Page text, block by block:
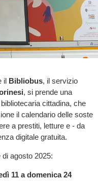
il Bibliobus, il servizio
, si prende una
cittadina, che
il calendario delle soste
a prestiti, letture e - da
digitale gratuita.
agosto 2025:
11 a domenica 24